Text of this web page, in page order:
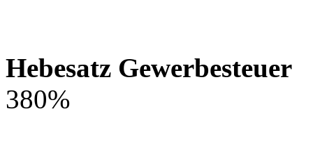
Hebesatz Gewerbesteuer
380%